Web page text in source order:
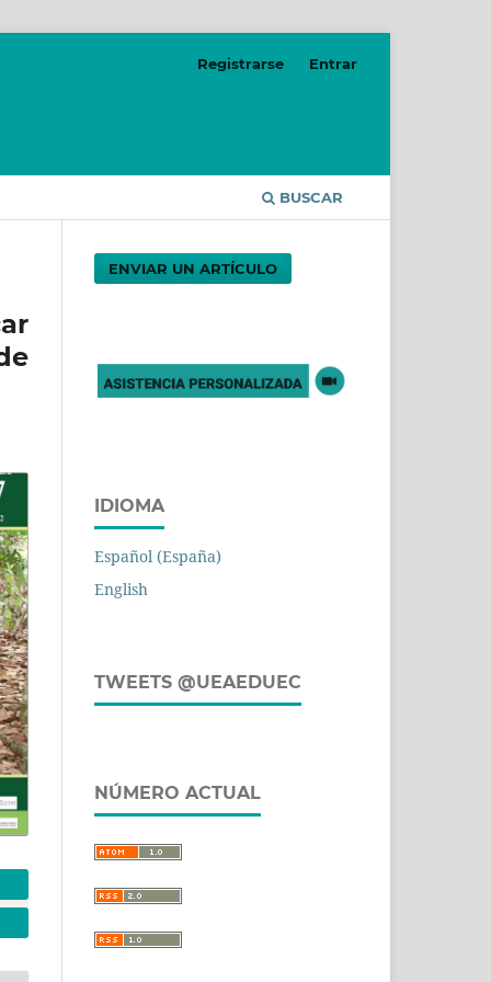
BUSCAR
Registrarse Entrar
ENVIAR UN ARTÍCULO
IDIOMA
Español (España)
English
TWEETS @UEAEDUEC
NÚMERO ACTUAL